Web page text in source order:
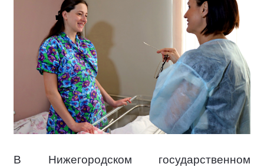
В Нижегородском государственном